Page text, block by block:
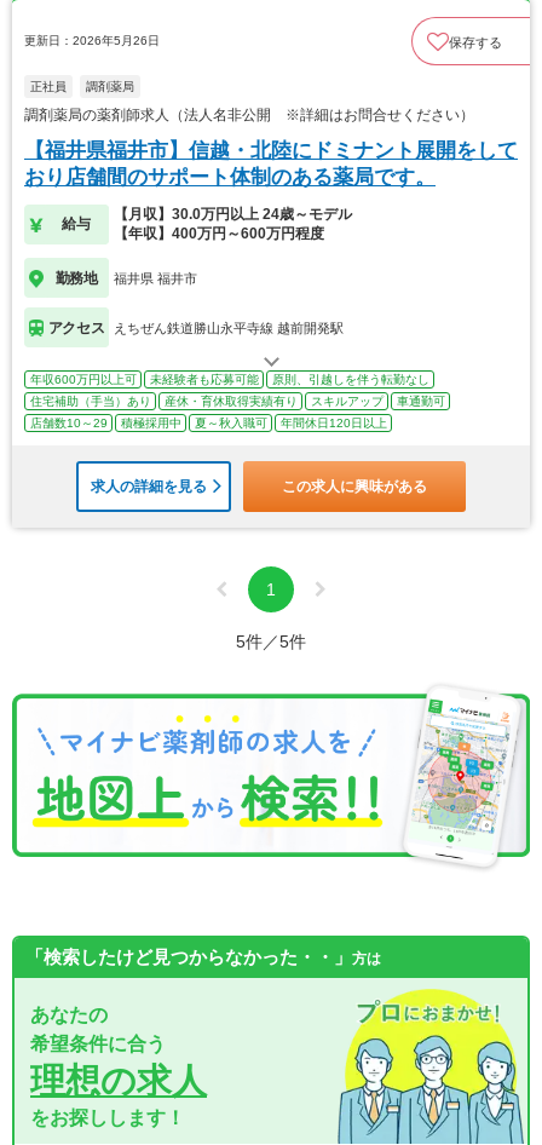
更新日：2026年5月26日 保存する
正社員 調剤薬局
調剤薬局の薬剤師求人（法人名非公開 ※詳細はお問合せください）
【福井県福井市】信越・北陸にドミナント展開をして
おり店舗間のサポート体制のある薬局です。
給与
【月収】30.0万円以上 24歳～モデル
【年収】400万円～600万円程度
勤務地 福井県 福井市
アクセス えちぜん鉄道勝山永平寺線 越前開発駅
年収600万円以上可 未経験者も応募可能
原則、引越しを伴う転勤なし
住宅補助（手当）あり
産休・育休取得実績有り スキルアップ
車通勤可
店舗数10～29
積極採用中 夏～秋入職可 年間休日120日以上
求人の詳細を見る この求人に興味がある
1
5件／5件
「検索したけど見つからなかった・・」 方は
あなたの
希望条件に合う
理想の求人
をお探しします！